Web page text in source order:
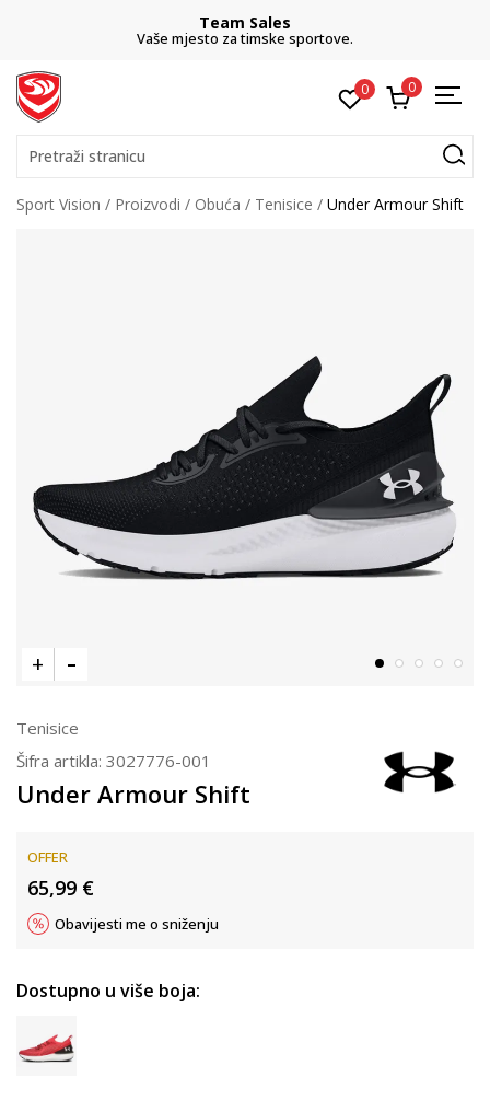
Team Sales
Vaše mjesto za timske sportove.
0 0
Pretraži stranicu
Sport Vision Proizvodi Obuća Tenisice Under Armour Shift
Tenisice
Šifra artikla: 3027776-001
Under Armour Shift
OFFER
65,99 €
Obavijesti me o sniženju
Dostupno u više boja: